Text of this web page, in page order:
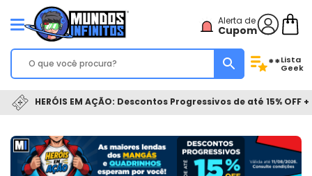
Alerta de
Cupom
**Lista
Geek
HERÓIS EM AÇÃO: Descontos Progressivos de até 15% OFF